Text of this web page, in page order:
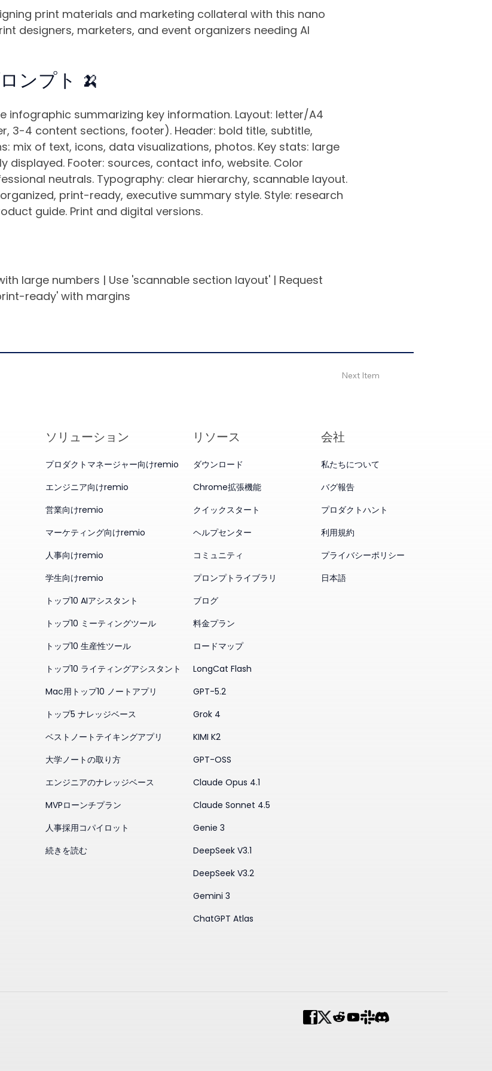
print materials and marketing collateral with this nano
designers, marketers, and event organizers needing AI
ンプト 🍌
infographic summarizing key information. Layout: letter/A4
3-4 content sections, footer). Header: bold title, subtitle,
mix of text, icons, data visualizations, photos. Key stats: large
displayed. Footer: sources, contact info, website. Color
neutrals. Typography: clear hierarchy, scannable layout.
print-ready, executive summary style. Style: research
guide. Print and digital versions.
large numbers | Use 'scannable section layout' | Request
ready' with margins
Next Item
ソリューション
プロダクトマネージャー向けremio
エンジニア向けremio
営業向けremio
マーケティング向けremio
人事向けremio
学生向けremio
トップ10 AIアシスタント
トップ10 ミーティングツール
トップ10 生産性ツール
トップ10 ライティングアシスタント
Mac用トップ10 ノートアプリ
トップ5 ナレッジベース
ベストノートテイキングアプリ
大学ノートの取り方
エンジニアのナレッジベース
MVPローンチプラン
人事採用コパイロット
続きを読む
リソース
ダウンロード
Chrome拡張機能
クイックスタート
ヘルプセンター
コミュニティ
プロンプトライブラリ
ブログ
料金プラン
ロードマップ
LongCat Flash
GPT-5.2
Grok 4
KIMI K2
GPT-OSS
Claude Opus 4.1
Claude Sonnet 4.5
Genie 3
DeepSeek V3.1
DeepSeek V3.2
Gemini 3
ChatGPT Atlas
会社
私たちについて
バグ報告
プロダクトハント
利用規約
プライバシーポリシー
日本語